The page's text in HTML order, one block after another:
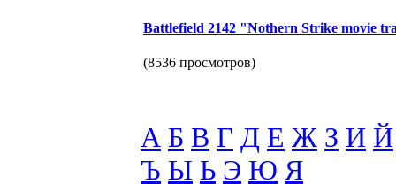
Battlefield 2142 "Nothern Strike movie
(8536 просмотров)
А Б В Г Д Е Ж З И Й
Ъ Ы Ь Э Ю Я